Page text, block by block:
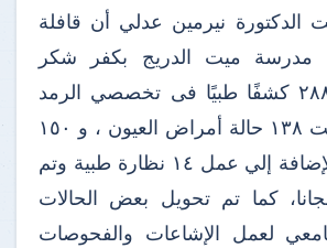
الدكتورة نيرمين عدلي أن قافلة
مدرسة ميت الدريج بكفر شكر
وقامت بإجراء ٢٨٨ كشفًا طبيًا فى تخصصي الرمد
والأطفال ، شملت ١٣٨ حالة أمراض العيون ، و ١٥٠
حالة أطفال ، بالإضافة إلي عمل ١٤ نظارة طبية وتم
كما تم تحويل بعض الحالات
لعمل الإشاعات والفحوصات